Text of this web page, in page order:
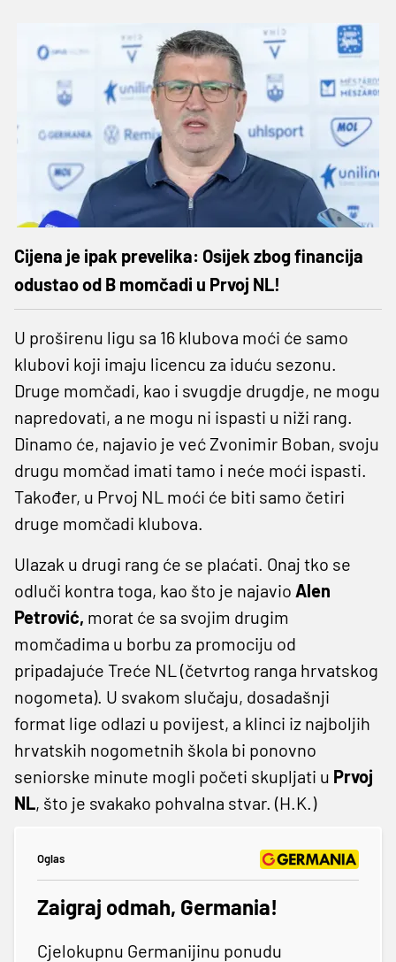
Cijena je ipak prevelika: Osijek zbog financija
odustao od B momčadi u Prvoj NL!
U proširenu ligu sa 16 klubova moći će samo
klubovi koji imaju licencu za iduću sezonu.
Druge momčadi, kao i svugdje drugdje, ne mogu
napredovati, a ne mogu ni ispasti u niži rang.
Dinamo će, najavio je već Zvonimir Boban, svoju
drugu momčad imati tamo i neće moći ispasti.
Također, u Prvoj NL moći će biti samo četiri
druge momčadi klubova.
Ulazak u drugi rang će se plaćati. Onaj tko se
odluči kontra toga, kao što je najavio Alen
Petrović, morat će sa svojim drugim
momčadima u borbu za promociju od
pripadajuće Treće NL (četvrtog ranga hrvatskog
nogometa). U svakom slučaju, dosadašnji
format lige odlazi u povijest, a klinci iz najboljih
hrvatskih nogometnih škola bi ponovno
seniorske minute mogli početi skupljati u Prvoj
NL, što je svakako pohvalna stvar. (H.K.)
Oglas
Zaigraj odmah, Germania!
Cjelokupnu Germanijinu ponudu